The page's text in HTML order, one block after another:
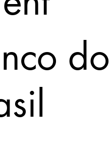
do